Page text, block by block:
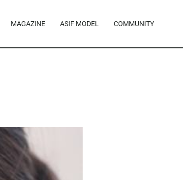
MAGAZINE ASIF MODEL COMMUNITY